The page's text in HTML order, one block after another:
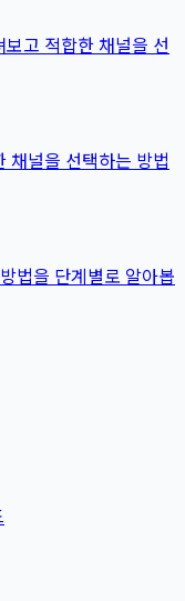
고 적합한 채널을 선
널을 선택하는 방법
법을 단계별로 알아봅